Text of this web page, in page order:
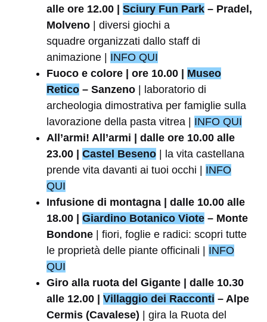
alle ore 12.00 | Sciury Fun Park – Pradel,
Molveno | diversi giochi a
squadre organizzati dallo staff di
animazione | INFO QUI
Fuoco e colore | ore 10.00 | Museo
Retico – Sanzeno | laboratorio di
archeologia dimostrativa per famiglie sulla
lavorazione della pasta vitrea | INFO QUI
All’armi! All’armi | dalle ore 10.00 alle
23.00 | Castel Beseno
| la vita castellana
prende vita davanti ai tuoi occhi | INFO
QUI
Infusione di montagna | dalle 10.00 alle
18.00 | Giardino Botanico Viote – Monte
Bondone
| fiori, foglie e radici: scopri tutte
le proprietà delle piante officinali | INFO
QUI
Giro alla ruota del Gigante | dalle 10.30
alle 12.00 | Villaggio dei Racconti – Alpe
Cermis (Cavalese)
| gira la Ruota del